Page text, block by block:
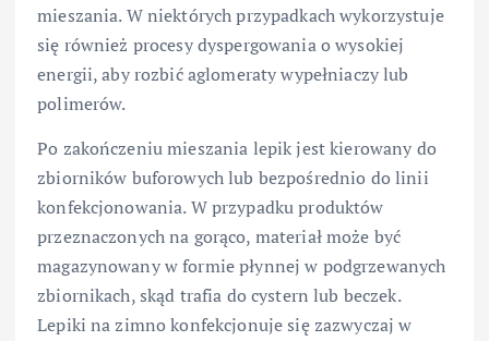
mieszania. W niektórych przypadkach wykorzystuje
się również procesy dyspergowania o wysokiej
energii, aby rozbić aglomeraty wypełniaczy lub
polimerów.
Po zakończeniu mieszania lepik jest kierowany do
zbiorników buforowych lub bezpośrednio do linii
konfekcjonowania. W przypadku produktów
przeznaczonych na gorąco, materiał może być
magazynowany w formie płynnej w podgrzewanych
zbiornikach, skąd trafia do cystern lub beczek.
Lepiki na zimno konfekcjonuje się zazwyczaj w